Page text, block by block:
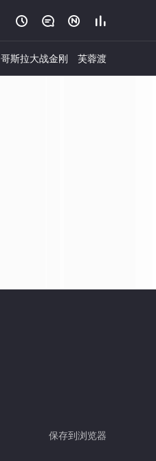
   
哥斯拉大战金刚 芙蓉渡
保存到浏览器